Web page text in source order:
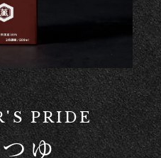
PRIDE
ゆ